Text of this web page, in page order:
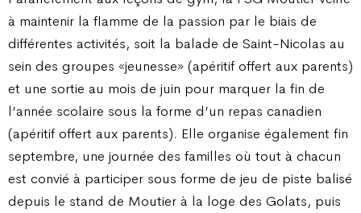
à maintenir la flamme de la passion par le biais de
différentes activités, soit la balade de Saint-Nicolas au
sein des groupes «jeunesse» (apéritif offert aux parents)
et une sortie au mois de juin pour marquer la fin de
l’année scolaire sous la forme d’un repas canadien
(apéritif offert aux parents). Elle organise également fin
septembre, une journée des familles où tout à chacun
est convié à participer sous forme de jeu de piste balisé
depuis le stand de Moutier à la loge des Golats, puis